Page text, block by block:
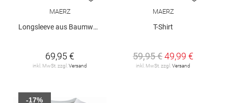
MAERZ
Longsleeve aus Baumwolle
69,95 €
inkl. MwSt. zzgl. Versand
MAERZ
T-Shirt
59,95 €49,99 €
inkl. MwSt. zzgl. Versand
-17%